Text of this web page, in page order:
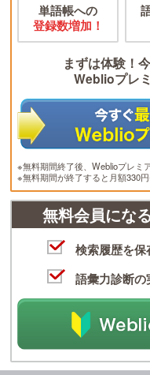
単語帳への
登録数増加！
まずは体験！
Weblioプレ
※無料期間終了後、Weblioプレミ
※無料期間が終了すると月額330円
無料会員にな
検索履歴を保
語彙力診断の